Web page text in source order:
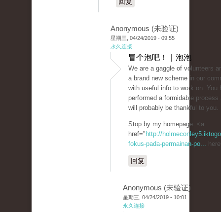
Anonymous (未验证)
星期三, 04/24/2019 - 09:55
永久连接
冒个泡吧！ | 泡泡
We are a gaggle of volunteers
a brand new scheme in our
with useful info to work on. You
performed a formidable process
will probably be thankful to you.
Stop by my homepage: <a
href=" http://
fokus-pada-permainan-po...
回复
Anonymous (未验证)
星期三, 04/24/2019 - 10:01
永久连接